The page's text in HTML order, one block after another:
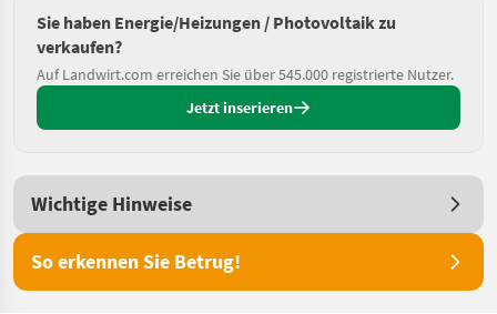
Sie haben Energie/Heizungen / Photovoltaik zu
verkaufen?
Auf Landwirt.com erreichen Sie über 545.000 registrierte Nutzer.
Jetzt inserieren
Wichtige Hinweise
So erkennen Sie Betrug!